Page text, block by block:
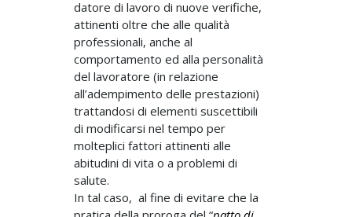
datore di lavoro di nuove verifiche,
attinenti oltre che alle qualità
professionali, anche al
comportamento ed alla personalità
del lavoratore (in relazione
all’adempimento delle prestazioni)
trattandosi di elementi suscettibili
di modificarsi nel tempo per
molteplici fattori attinenti alle
abitudini di vita o a problemi di
salute.
In tal caso, al fine di evitare che la